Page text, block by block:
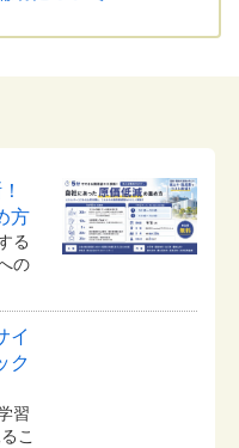
方
る
の
イ
ク
習
こ